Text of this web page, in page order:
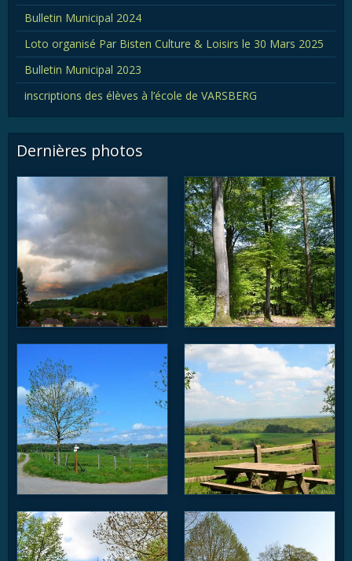
Bulletin Municipal 2024
Loto organisé Par Bisten Culture & Loisirs le 30 Mars 2025
Bulletin Municipal 2023
inscriptions des élèves à l’école de VARSBERG
Dernières photos